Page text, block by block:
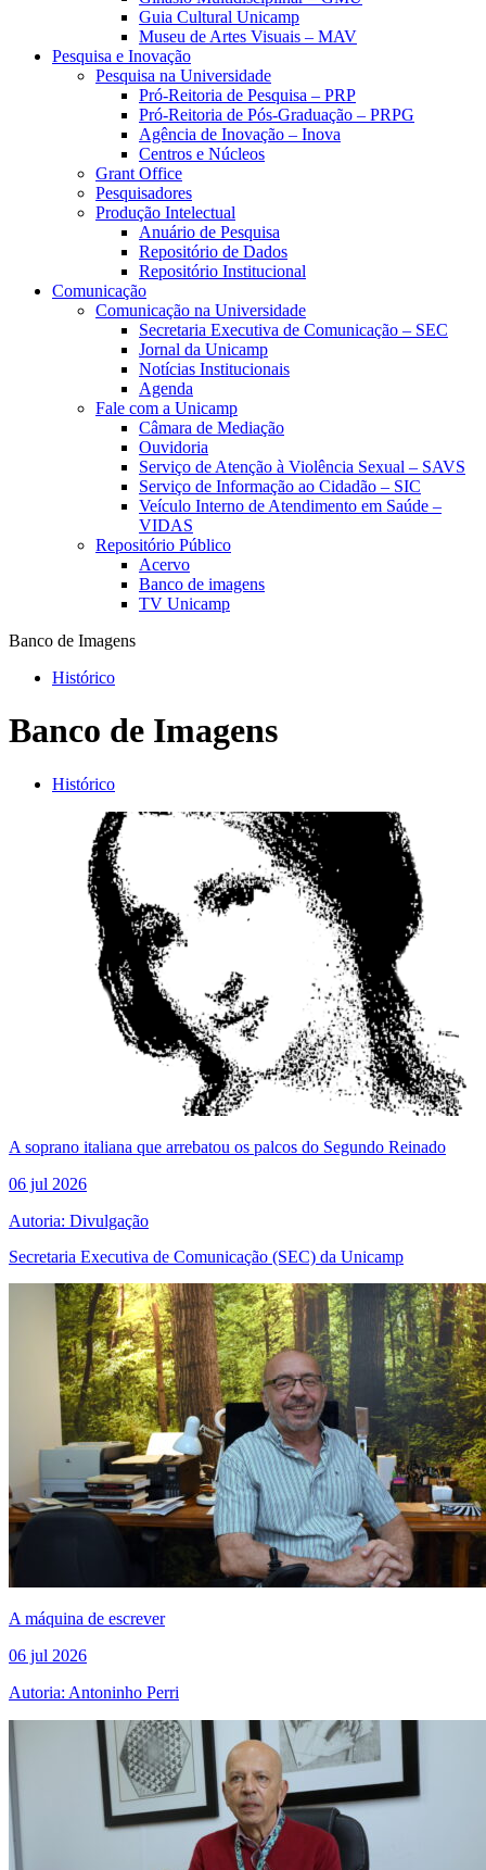
Guia Cultural Unicamp
Museu de Artes Visuais – MAV
Pesquisa e Inovação
Pesquisa na Universidade
Pró-Reitoria de Pesquisa – PRP
Pró-Reitoria de Pós-Graduação – PRPG
Agência de Inovação – Inova
Centros e Núcleos
Grant Office
Pesquisadores
Produção Intelectual
Anuário de Pesquisa
Repositório de Dados
Repositório Institucional
Comunicação
Comunicação na Universidade
Secretaria Executiva de Comunicação – SEC
Jornal da Unicamp
Notícias Institucionais
Agenda
Fale com a Unicamp
Câmara de Mediação
Ouvidoria
Serviço de Atenção à Violência Sexual – SAVS
Serviço de Informação ao Cidadão – SIC
Veículo Interno de Atendimento em Saúde –
VIDAS
Repositório Público
Acervo
Banco de imagens
TV Unicamp
Banco de Imagens
Histórico
Banco de Imagens
Histórico
A soprano italiana que arrebatou os palcos do Segundo Reinado
06 jul 2026
Autoria: Divulgação
Secretaria Executiva de Comunicação (SEC) da Unicamp
A máquina de escrever
06 jul 2026
Autoria: Antoninho Perri